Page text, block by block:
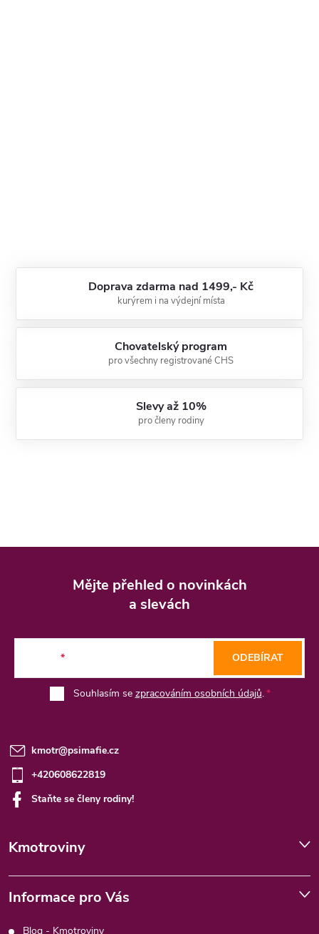
Doprava zdarma nad 1499,- Kč
kurýrem i na výdejní místa
Chovatelský program
pro všechny registrované CHS
Slevy až 10%
pro členy rodiny
Mějte přehled o novinkách
a slevách
Souhlasím se zpracováním osobních údajů.
ODEBÍRAT
kmotr@psimafie.cz
+420608622819
Staňte se členy rodiny!
Kmotroviny
Informace pro Vás
Blog - Kmotroviny